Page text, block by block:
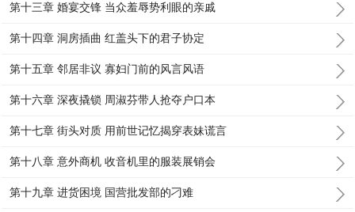
第十三章 婚宴交锋 当众羞辱势利眼的亲戚
第十四章 洞房插曲 红盖头下的君子协定
第十五章 邻居非议 寡妇门前的风言风语
第十六章 深夜撬锁 周淑芬带人抢夺户口本
第十七章 街头对质 用前世记忆揭穿表妹谎言
第十八章 意外商机 收音机里的服装展销会
第十九章 进货困境 国营批发部的刁难